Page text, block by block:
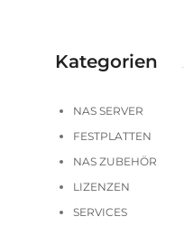
Kategorien
NAS SERVER
FESTPLATTEN
NAS ZUBEHÖR
LIZENZEN
SERVICES